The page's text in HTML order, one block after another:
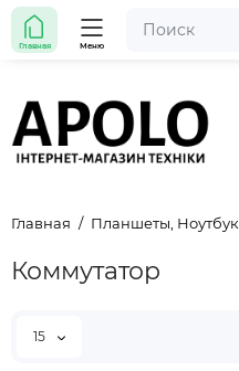
Главная Меню
Главная Планшеты,
Коммутатор
15